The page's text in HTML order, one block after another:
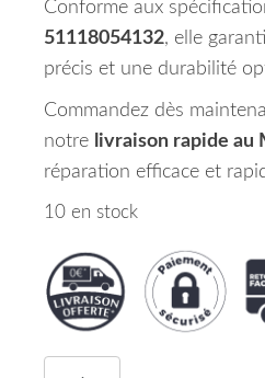
Conforme aux
51118054132, elle
précis et une durabilité
Commandez dès
notre livraison rapide au
réparation efficace et
10 en stock